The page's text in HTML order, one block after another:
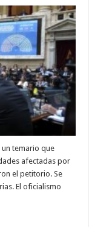
un temario que
afectadas por
el petitorio. Se
El oficialismo